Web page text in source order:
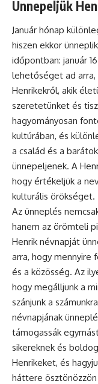
Ünnepeljük
Január hónap
hiszen ekkor
időpontban: január
lehetőséget ad arra,
Henrikekről, akik
szeretetünket és
hagyományosan
kultúrában, és
a család és a
ünnepeljenek. A
hogy értékeljük a
kulturális örökséget.
Az ünneplés
hanem az örömteli
Henrik névnapját
arra, hogy mennyire
és a közösség. Az
hogy megálljunk a
szánjunk a
névnapjának
támogassák
sikereknek és
Henrikeket, és
háttere